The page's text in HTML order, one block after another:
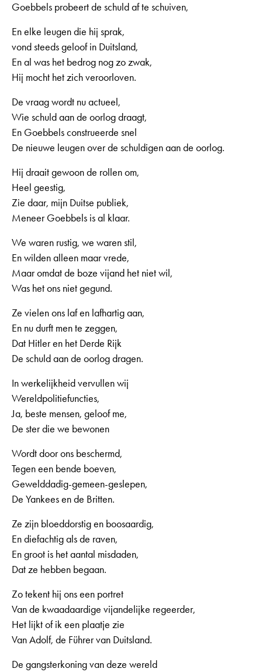
Goebbels probeert de schuld af te schuiven,
En elke leugen die hij sprak,
vond steeds geloof in Duitsland,
En al was het bedrog nog zo zwak,
Hij mocht het zich veroorloven.
De vraag wordt nu actueel,
Wie schuld aan de oorlog draagt,
En Goebbels construeerde snel
De nieuwe leugen over de schuldigen aan de oorlog.
Hij draait gewoon de rollen om,
Heel geestig,
Zie daar, mijn Duitse publiek,
Meneer Goebbels is al klaar.
We waren rustig, we waren stil,
En wilden alleen maar vrede,
Maar omdat de boze vijand het niet wil,
Was het ons niet gegund.
Ze vielen ons laf en lafhartig aan,
En nu durft men te zeggen,
Dat Hitler en het Derde Rijk
De schuld aan de oorlog dragen.
In werkelijkheid vervullen wij
Wereldpolitiefuncties,
Ja, beste mensen, geloof me,
De ster die we bewonen
Wordt door ons beschermd,
Tegen een bende boeven,
Gewelddadig-gemeen-geslepen,
De Yankees en de Britten.
Ze zijn bloeddorstig en boosaardig,
En diefachtig als de raven,
En groot is het aantal misdaden,
Dat ze hebben begaan.
Zo tekent hij ons een portret
Van de kwaadaardige vijandelijke regeerder,
Het lijkt of ik een plaatje zie
Van Adolf, de Führer van Duitsland.
De gangsterkoning van deze wereld